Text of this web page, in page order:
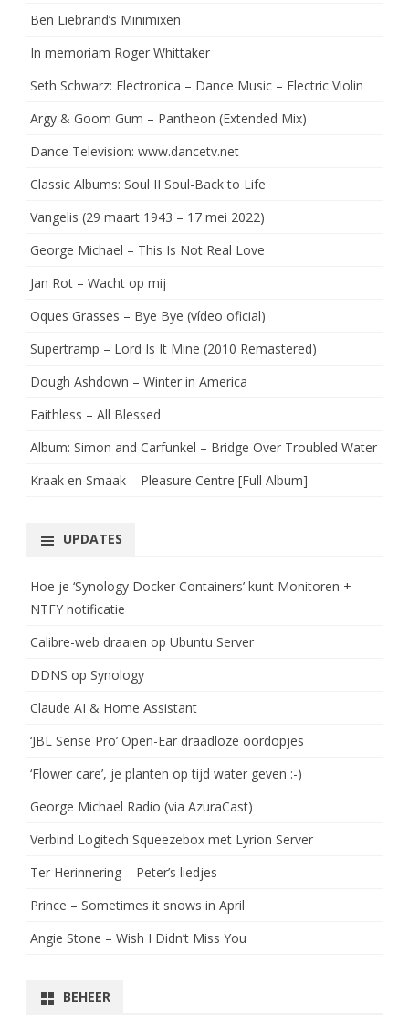
Ben Liebrand’s Minimixen
In memoriam Roger Whittaker
Seth Schwarz: Electronica – Dance Music – Electric Violin
Argy & Goom Gum – Pantheon (Extended Mix)
Dance Television: www.dancetv.net
Classic Albums: Soul II Soul-Back to Life
Vangelis (29 maart 1943 – 17 mei 2022)
George Michael – This Is Not Real Love
Jan Rot – Wacht op mij
Oques Grasses – Bye Bye (vídeo oficial)
Supertramp – Lord Is It Mine (2010 Remastered)
Dough Ashdown – Winter in America
Faithless – All Blessed
Album: Simon and Carfunkel – Bridge Over Troubled Water
Kraak en Smaak – Pleasure Centre [Full Album]
UPDATES
Hoe je ‘Synology Docker Containers’ kunt Monitoren +
NTFY notificatie
Calibre-web draaien op Ubuntu Server
DDNS op Synology
Claude AI & Home Assistant
‘JBL Sense Pro’ Open-Ear draadloze oordopjes
‘Flower care’, je planten op tijd water geven :-)
George Michael Radio (via AzuraCast)
Verbind Logitech Squeezebox met Lyrion Server
Ter Herinnering – Peter’s liedjes
Prince – Sometimes it snows in April
Angie Stone – Wish I Didn’t Miss You
BEHEER